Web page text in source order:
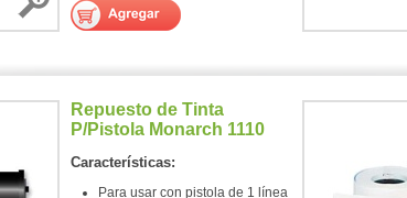
Repuesto de Tinta
P/Pistola Monarch 1110
Características:
Para usar con pistola de 1 línea